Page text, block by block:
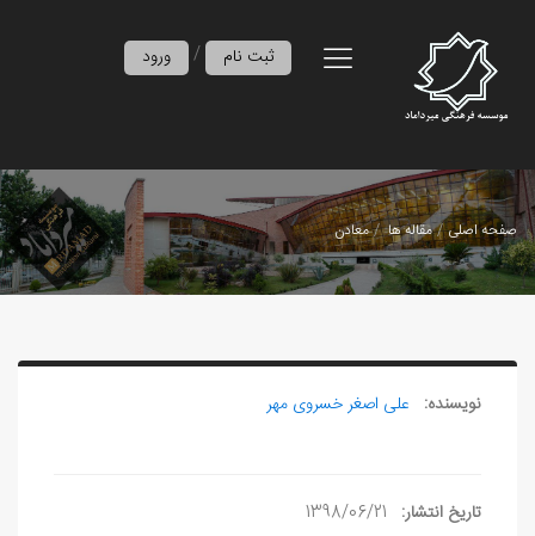
ورود / ثبت نام
صفحه اصلی مقاله ها معادن‌
نویسنده: علی‏ اصغر خسروی مهر
تاریخ انتشار: 1398/06/21